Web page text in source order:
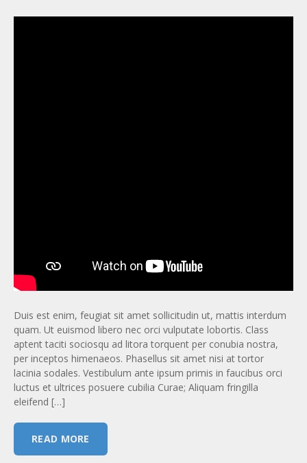
Duis est enim, feugiat sit amet sollicitudin ut, mattis interdum
quam. Ut euismod libero nec orci vulputate lobortis. Class
aptent taciti sociosqu ad litora torquent per conubia nostra,
per inceptos himenaeos. Phasellus sit amet nisi at tortor
lacinia sodales. Vestibulum ante ipsum primis in faucibus orci
luctus et ultrices posuere cubilia Curae; Aliquam fringilla
eleifend […]
READ MORE